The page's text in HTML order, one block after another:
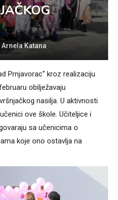
Arnela Katana
Prnjavorac“ kroz realizaciju
obilježavaju
nasilja. U aktivnosti
ove škole. Učiteljice i
sa učenicima o
koje ono ostavlja na